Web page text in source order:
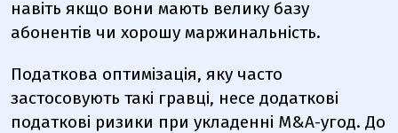
навіть якщо вони мають велику базу
абонентів чи хорошу маржинальність.
Податкова оптимізація, яку часто
застосовують такі гравці, несе додаткові
податкові ризики при укладенні M&A-угод. До